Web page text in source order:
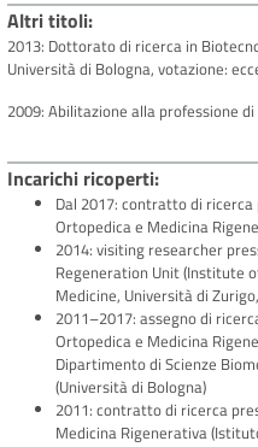
Altri titoli
2013: Dottorato di ricerca in
Università di Bologna, votazione:
2009: Abilitazione alla professione
Incarichi ricoperti
Dal 2017: contratto di ricerca
Ortopedica e Medicina
2014: visiting researcher
Regeneration Unit (Institute
Medicine, Università di
2011–2017: assegno di
Ortopedica e Medicina
Dipartimento di Scienze
(Università di Bologna)
2011: contratto di ricerca
Medicina Rigenerativa